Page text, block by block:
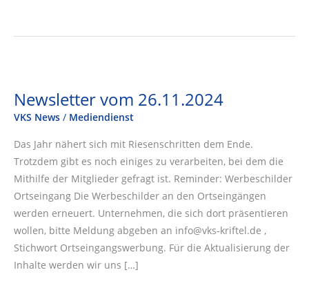
Newsletter vom 26.11.2024
VKS News / Mediendienst
Das Jahr nähert sich mit Riesenschritten dem Ende.
Trotzdem gibt es noch einiges zu verarbeiten, bei dem die
Mithilfe der Mitglieder gefragt ist. Reminder: Werbeschilder
Ortseingang Die Werbeschilder an den Ortseingängen
werden erneuert. Unternehmen, die sich dort präsentieren
wollen, bitte Meldung abgeben an info@vks-kriftel.de ,
Stichwort Ortseingangswerbung. Für die Aktualisierung der
Inhalte werden wir uns […]